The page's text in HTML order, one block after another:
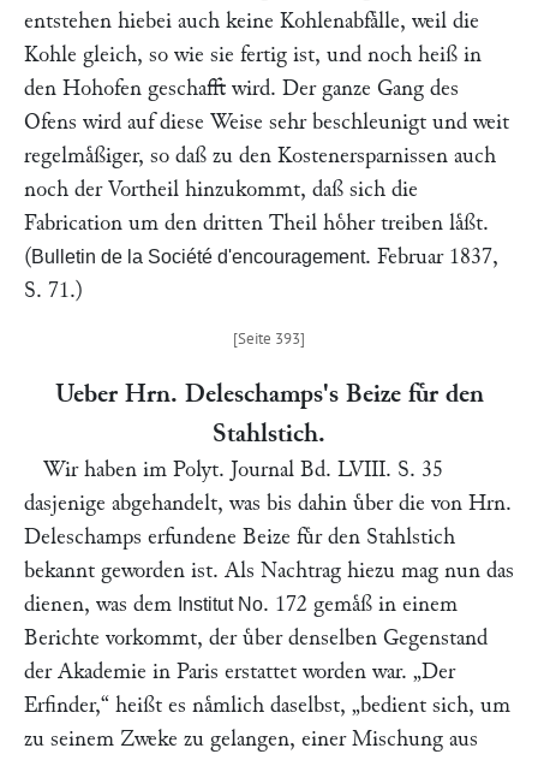
entstehen hiebei auch keine Kohlenabfaͤlle, weil die
Kohle gleich, so wie sie fertig ist, und noch heiß in
den Hohofen geschafft wird. Der ganze Gang des
Ofens wird auf diese Weise sehr beschleunigt und weit
regelmaͤßiger, so daß zu den Kostenersparnissen auch
noch der Vortheil hinzukommt, daß sich die
Fabrication um den dritten Theil hoͤher treiben laͤßt.
(Bulletin de la Société d'encouragement. Februar 1837,
S. 71.)
Ueber Hrn. Deleschamps's Beize fuͤr den
Stahlstich.
Wir haben im Polyt. Journal Bd. LVIII. S. 35
dasjenige abgehandelt, was bis dahin uͤber die von Hrn.
Deleschamps erfundene Beize fuͤr den Stahlstich
bekannt geworden ist. Als Nachtrag hiezu mag nun das
dienen, was dem Institut No. 172 gemaͤß in einem
Berichte vorkommt, der uͤber denselben Gegenstand
der Akademie in Paris erstattet worden war. „Der
Erfinder,“ heißt es naͤmlich daselbst, „bedient sich, um
zu seinem Zweke zu gelangen, einer Mischung aus